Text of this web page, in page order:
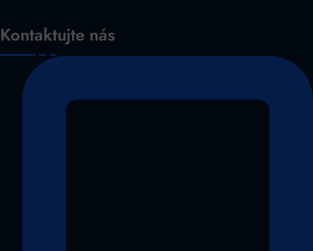
Kontaktujte nás